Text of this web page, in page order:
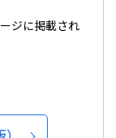
ジに掲載され